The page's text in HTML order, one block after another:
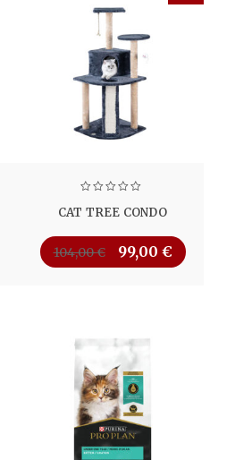
CAT TREE CONDO
104,00€ 99,00 €